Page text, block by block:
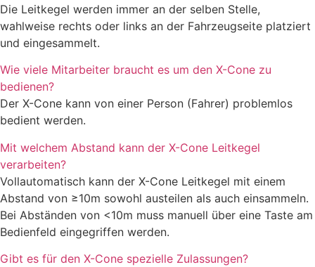
Die Leitkegel werden immer an der selben Stelle,
wahlweise rechts oder links an der Fahrzeugseite platziert
und eingesammelt.
Wie viele Mitarbeiter braucht es um den X-Cone zu
bedienen?
Der X-Cone kann von einer Person (Fahrer) problemlos
bedient werden.
Mit welchem Abstand kann der X-Cone Leitkegel
verarbeiten?
Vollautomatisch kann der X-Cone Leitkegel mit einem
Abstand von ≥10m sowohl austeilen als auch einsammeln.
Bei Abständen von <10m muss manuell über eine Taste am
Bedienfeld eingegriffen werden.
Gibt es für den X-Cone spezielle Zulassungen?